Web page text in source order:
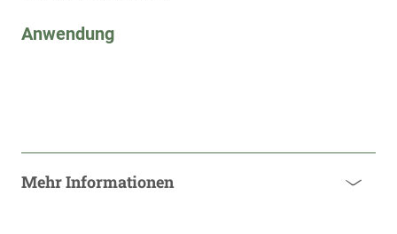
Anwendung
Mehr Informationen